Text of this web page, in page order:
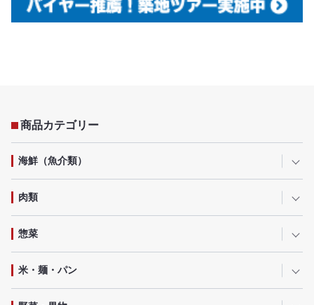
商品カテゴリー
海鮮（魚介類）
肉類
惣菜
米・麺・パン